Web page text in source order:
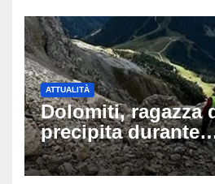
ATTUALITÀ
Dolomiti, ragazza
precipita durante
un’escursione:
Latemar davanti